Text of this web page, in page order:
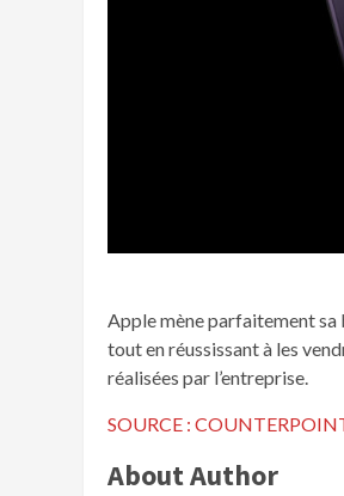
Apple mène parfaitement sa
tout en réussissant à les
réalisées par l’entreprise.
SOURCE :
About Author